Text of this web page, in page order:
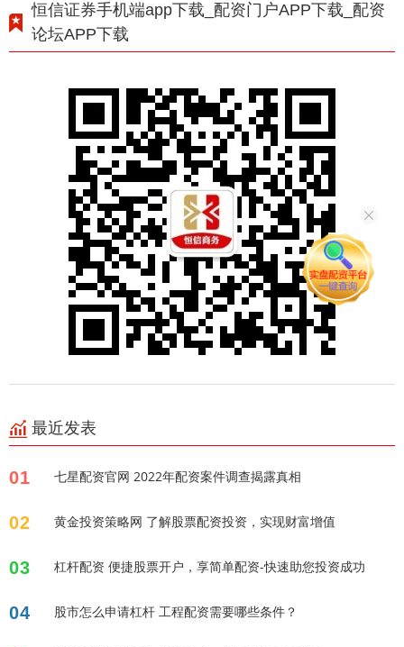
恒信证券手机端app下载_配资门户APP下载_配资
论坛APP下载
最近发表
01 七星配资官网 2022年配资案件调查揭露真相
02 黄金投资策略网 了解股票配资投资，实现财富增值
03 杠杆配资 便捷股票开户，享简单配资-快速助您投资成功
04 股市怎么申请杠杆 工程配资需要哪些条件？